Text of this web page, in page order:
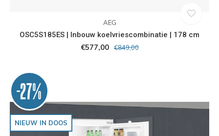
AEG
OSC5S185ES | Inbouw koelvriescombinatie | 178 cm
€577,00 €849,00
-27%
NIEUW IN DOOS